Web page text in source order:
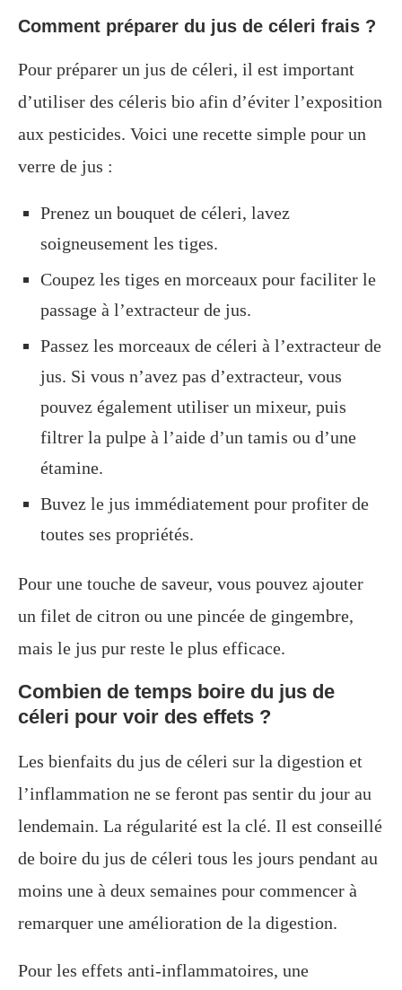
Comment préparer du jus de céleri frais ?
Pour préparer un jus de céleri, il est important
d’utiliser des céleris bio afin d’éviter l’exposition
aux pesticides. Voici une recette simple pour un
verre de jus :
Prenez un bouquet de céleri, lavez
soigneusement les tiges.
Coupez les tiges en morceaux pour faciliter le
passage à l’extracteur de jus.
Passez les morceaux de céleri à l’extracteur de
jus. Si vous n’avez pas d’extracteur, vous
pouvez également utiliser un mixeur, puis
filtrer la pulpe à l’aide d’un tamis ou d’une
étamine.
Buvez le jus immédiatement pour profiter de
toutes ses propriétés.
Pour une touche de saveur, vous pouvez ajouter
un filet de citron ou une pincée de gingembre,
mais le jus pur reste le plus efficace.
Combien de temps boire du jus de
céleri pour voir des effets ?
Les bienfaits du jus de céleri sur la digestion et
l’inflammation ne se feront pas sentir du jour au
lendemain. La régularité est la clé. Il est conseillé
de boire du jus de céleri tous les jours pendant au
moins une à deux semaines pour commencer à
remarquer une amélioration de la digestion.
Pour les effets anti-inflammatoires, une